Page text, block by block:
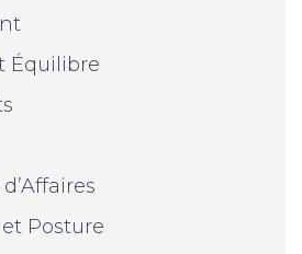
Équilibre
Posture